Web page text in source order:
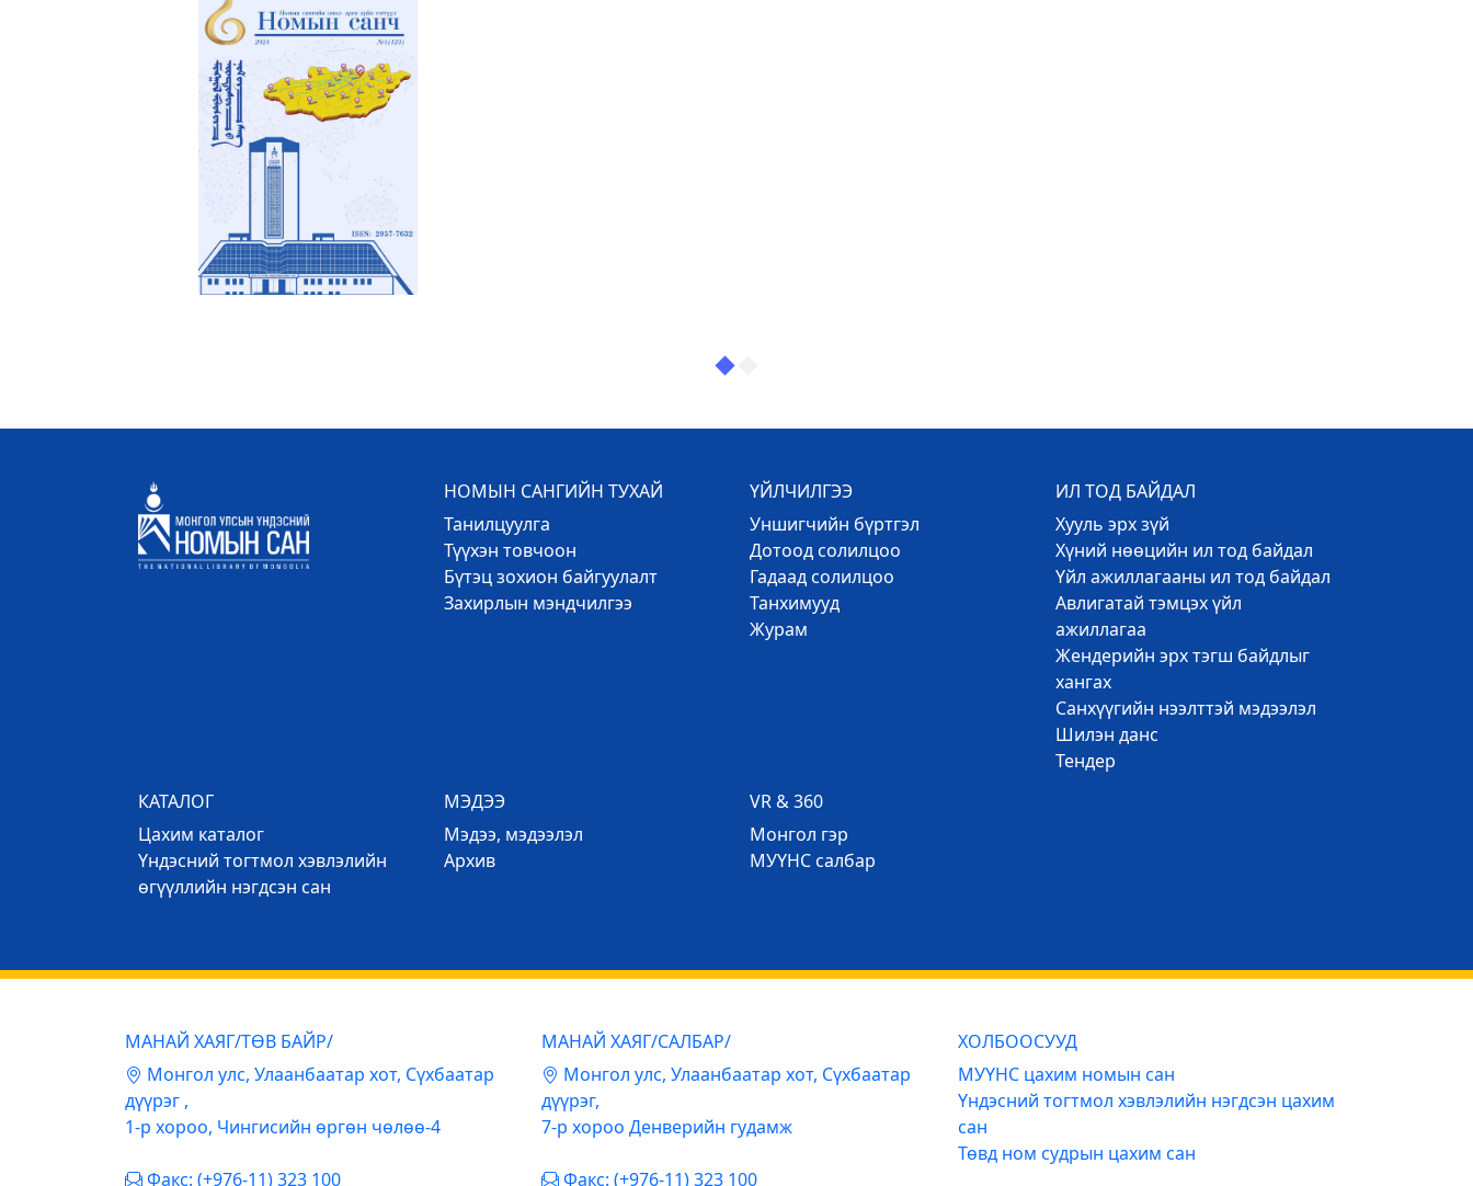
НОМЫН САНГИЙН ТУХАЙ
Танилцуулга
Түүхэн товчоон
Бүтэц зохион байгуулалт
Захирлын мэндчилгээ
ҮЙЛЧИЛГЭЭ
Уншигчийн бүртгэл
Дотоод солилцоо
Гадаад солилцоо
Танхимууд
Журам
ИЛ ТОД БАЙДАЛ
Хууль эрх зүй
Хүний нөөцийн ил тод байдал
Үйл ажиллагааны ил тод байдал
Авлигатай тэмцэх үйл
ажиллагаа
Жендерийн эрх тэгш байдлыг
хангах
Санхүүгийн нээлттэй мэдээлэл
Шилэн данс
Тендер
КАТАЛОГ
Цахим каталог
Үндэсний тогтмол хэвлэлийн
өгүүллийн нэгдсэн сан
МЭДЭЭ
Mэдээ, мэдээлэл
Архив
VR & 360
Mонгол гэр
МУҮНС салбар
МАНАЙ ХАЯГ/ТӨВ БАЙР/
Mонгол улс, Улаанбаатар хот, Сүхбаатар
дүүрэг ,
1-р хороо, Чингисийн өргөн чөлөө-4
Факс: (+976-11) 323 100
МАНАЙ ХАЯГ/САЛБАР/
Mонгол улс, Улаанбаатар хот, Сүхбаатар
дүүрэг,
7-р хороо Денверийн гудамж
Факс: (+976-11) 323 100
ХОЛБООСУУД
МУҮНС цахим номын сан
Үндэсний тогтмол хэвлэлийн нэгдсэн цахим
сан
Төвд ном судрын цахим сан